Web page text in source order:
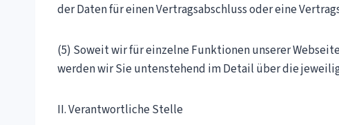
der Daten für einen Vertragsabschluss oder eine
(5) Soweit wir für einzelne Funktionen unserer
werden wir Sie untenstehend im Detail über die
II. Verantwortliche Stelle